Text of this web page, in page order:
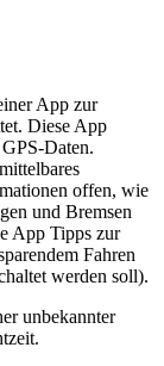
App zur
Diese App
Daten.
offen, wie
und Bremsen
App Tipps zur
Fahren
werden soll).
unbekannter